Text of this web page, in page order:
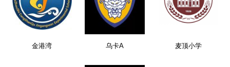
金港湾 乌卡A 麦顶小学